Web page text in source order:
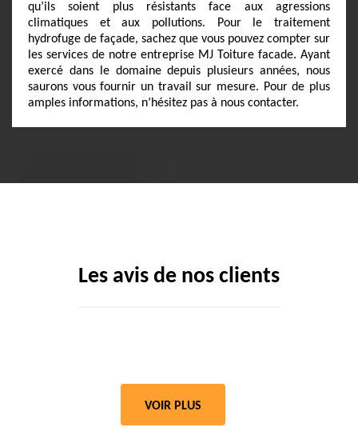
qu’ils soient plus résistants face aux agressions
climatiques et aux pollutions. Pour le traitement
hydrofuge de façade, sachez que vous pouvez compter sur
les services de notre entreprise MJ Toiture facade. Ayant
exercé dans le domaine depuis plusieurs années, nous
saurons vous fournir un travail sur mesure. Pour de plus
amples informations, n’hésitez pas à nous contacter.
Les avis de nos clients
VOIR PLUS